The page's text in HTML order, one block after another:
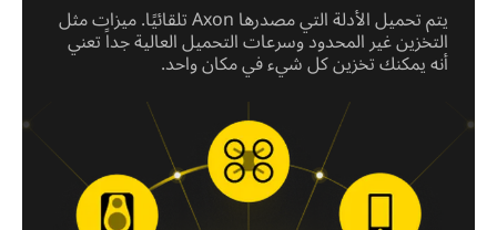
يتم تحميل الأدلة التي مصدرها Axon تلقائيًا. ميزات مثل
التخزين غير المحدود وسرعات التحميل العالية جداً تعني
أنه يمكنك تخزين كل شيء في مكان واحد.